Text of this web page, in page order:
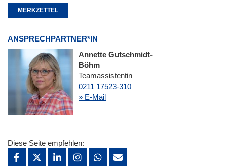
MERKZETTEL
ANSPRECHPARTNER*IN
Annette Gutschmidt-
Böhm
Teamassistentin
0211 17523-310
» E-Mail
Diese Seite empfehlen: